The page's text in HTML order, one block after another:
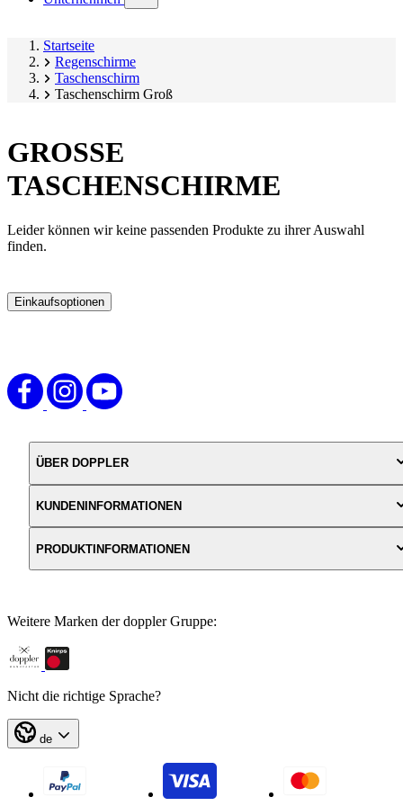
submenu)
Startseite
Regenschirme
Taschenschirm
Taschenschirm Groß
GROSSE
TASCHENSCHIRME
Einkaufsoptionen
Leider können wir keine passenden Produkte zu ihrer Auswahl
finden.
ÜBER DOPPLER
KUNDENINFORMATIONEN
PRODUKTINFORMATIONEN
Weitere Marken der doppler Gruppe:
Nicht die richtige Sprache?
de